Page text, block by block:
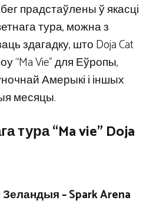
прадстаўлены ў якасці
тура, можна з
здагадку, што Doja Cat
“Ma Vie” для Еўропы,
Амерыкі і іншых
месяцы.
тура “Ma vie” Doja
– Spark Arena